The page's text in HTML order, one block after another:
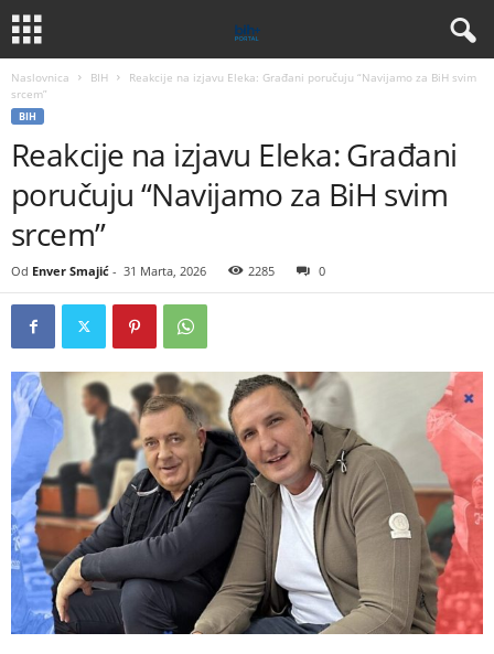
Naslovnica BIH
Reakcije na izjavu Eleka: Građani poručuju “Navijamo za BiH svim
srcem”
BIH
Reakcije na izjavu Eleka: Građani
poručuju “Navijamo za BiH svim
srcem”
Od Enver Smajić - 31 Marta, 2026 2285 0